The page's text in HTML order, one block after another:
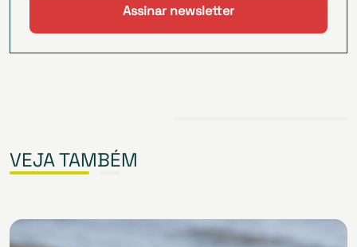
VEJA TAMBÉM